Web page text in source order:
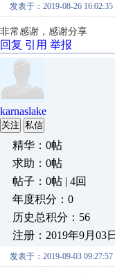
发表于：2019-08-26 16:02:35
非常感谢，感谢分享
回复 引用 举报
karnaslake
关注 私信
精华：0帖
求助：0帖
帖子：0帖 | 4回
年度积分：0
历史总积分：56
注册：2019年9月03日
发表于：2019-09-03 09:27:57